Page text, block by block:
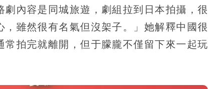
內容是同城旅遊，劇組拉到日本拍攝，很
雖然很有名氣但沒架子。」她解釋中國很
拍完就離開，但于朦朧不僅留下來一起玩